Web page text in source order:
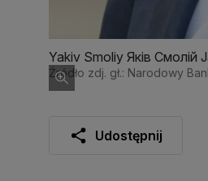
Yakiv Smoliy Яків Смолій
Źródło zdj. gł.: Narodowy
Udostępnij